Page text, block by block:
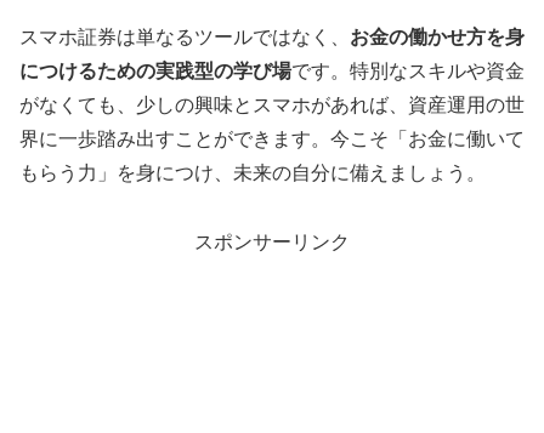
スマホ証券は単なるツールではなく、 お金の働かせ方を身
につけるための実践型の学び場です。特別なスキルや資金
がなくても、少しの興味とスマホがあれば、資産運用の世
界に一歩踏み出すことができます。今こそ「お金に働いて
もらう力」を身につけ、未来の自分に備えましょう。
スポンサーリンク